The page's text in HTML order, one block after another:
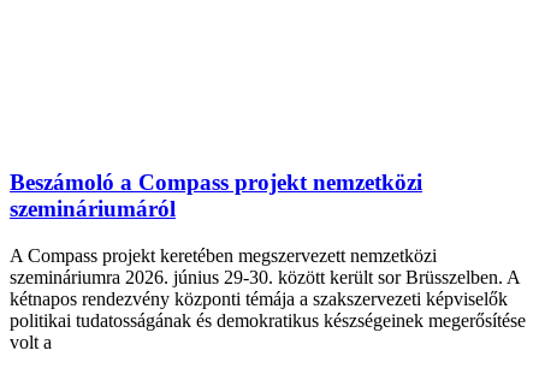
Beszámoló a Compass projekt nemzetközi
szemináriumáról
A Compass projekt keretében megszervezett nemzetközi
szemináriumra 2026. június 29-30. között került sor Brüsszelben. A
kétnapos rendezvény központi témája a szakszervezeti képviselők
politikai tudatosságának és demokratikus készségeinek megerősítése
volt a